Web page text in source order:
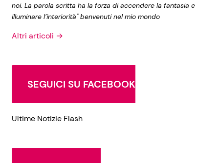
noi. La parola scritta ha la forza di accendere la fantasia e
illuminare l’interiorità" benvenuti nel mio mondo
Altri articoli →
SEGUICI SU FACEBOOK
Ultime Notizie Flash